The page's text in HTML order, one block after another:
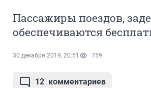
Пассажиры поездов,
обеспечиваются
30 декабря 2019, 20:51 759
12 комментариев